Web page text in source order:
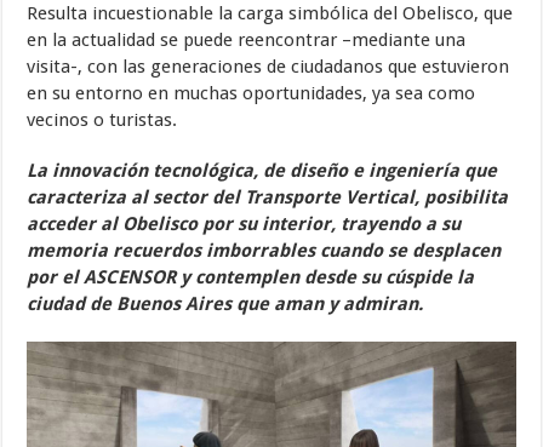
Resulta incuestionable la carga simbólica del Obelisco, que
en la actualidad se puede reencontrar –mediante una
visita-, con las generaciones de ciudadanos que estuvieron
en su entorno en muchas oportunidades, ya sea como
vecinos o turistas.
La innovación tecnológica, de diseño e ingeniería que
caracteriza al sector del Transporte Vertical, posibilita
acceder al Obelisco por su interior, trayendo a su
memoria recuerdos imborrables cuando se desplacen
por el ASCENSOR y contemplen desde su cúspide la
ciudad de Buenos Aires que aman y admiran.